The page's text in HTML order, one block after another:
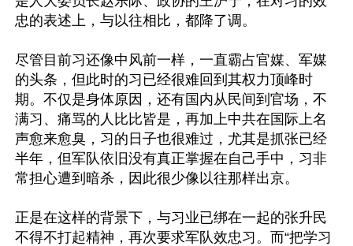
忠的表述上，与以往相比，都降了调。
尽管目前习还像中风前一样，一直霸占官媒、军媒
的头条，但此时的习已经很难回到其权力顶峰时
期。不仅是身体原因，还有国内从民间到官场，不
满习、痛骂的人比比皆是，再加上中共在国际上名
声愈来愈臭，习的日子也很难过，尤其是抓张已经
半年，但军队依旧没有真正掌握在自己手中，习非
常担心遭到暗杀，因此很少像以往那样出京。
正是在这样的背景下，与习业已绑在一起的张升民
不得不打起精神，再次要求军队效忠习。而“把学习